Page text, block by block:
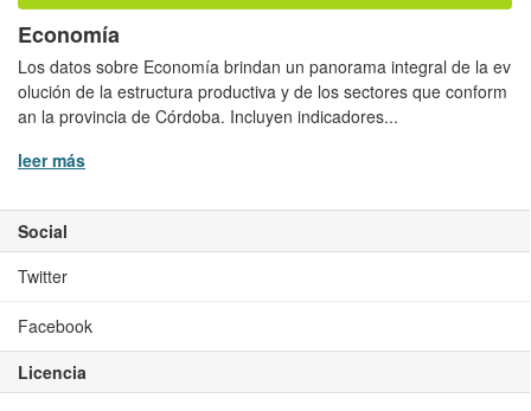
Economía
Los datos sobre Economía brindan un panorama integral de la ev
olución de la estructura productiva y de los sectores que conform
an la provincia de Córdoba. Incluyen indicadores...
leer más
Social
Twitter
Facebook
Licencia